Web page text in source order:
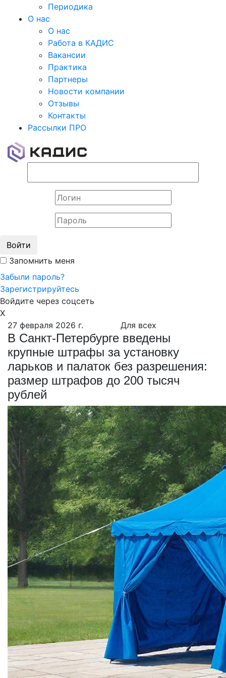
Периодика
О нас
О нас
Работа в КАДИС
Вакансии
Практика
Партнеры
Новости компании
Отзывы
Контакты
Рассылки ПРО
Войти
Запомнить меня
Забыли пароль?
Зарегистрируйтесь
Войдите через соцсеть
X
27 февраля 2026 г.
Для всех
В Санкт-Петербурге введены
крупные штрафы за установку
ларьков и палаток без разрешения:
размер штрафов до 200 тысяч
рублей